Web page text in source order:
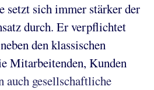
setzt sich immer stärker der
durch. Er verpflichtet
den klassischen
Mitarbeitenden, Kunden
auch gesellschaftliche